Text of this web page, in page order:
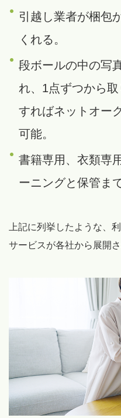
引越し業者が梱包
くれる。
段ボールの中の写
れ、1点ずつから
すればネットオー
可能。
書籍専用、衣類専
ーニングと保管ま
上記に列挙したような、
サービスが各社から展開さ